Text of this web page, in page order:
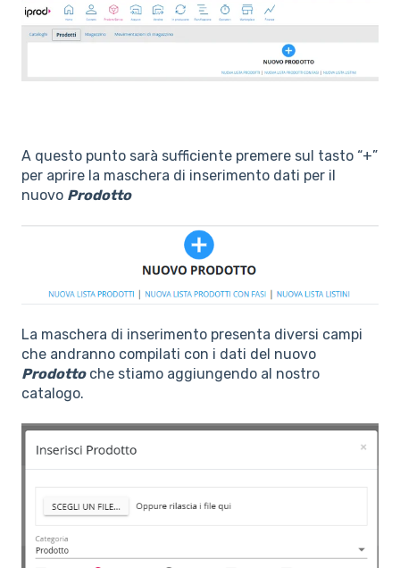
A questo punto sarà sufficiente premere sul tasto “+”
per aprire la maschera di inserimento dati per il
nuovo Prodotto
La maschera di inserimento presenta diversi campi
che andranno compilati con i dati del nuovo
Prodottoche stiamo aggiungendo al nostro
catalogo.